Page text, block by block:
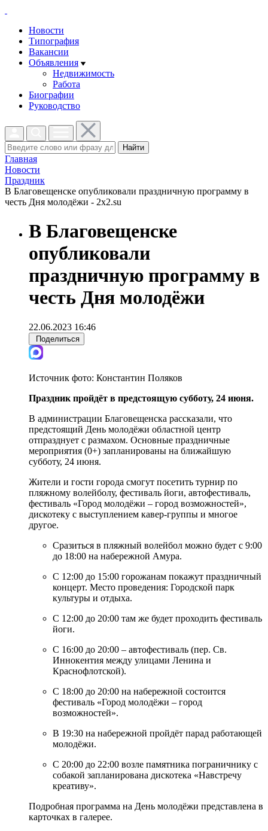
Новости
Типография
Вакансии
Объявления
Недвижимость
Работа
Биографии
Руководство
Найти
Главная
Новости
Праздник
В Благовещенске опубликовали праздничную программу в
честь Дня молодёжи - 2x2.su
В Благовещенске
опубликовали
праздничную программу в
честь Дня молодёжи
22.06.2023 16:46
Поделиться
Источник фото: Константин Поляков
Праздник пройдёт в предстоящую субботу, 24 июня.
В администрации Благовещенска рассказали, что
предстоящий День молодёжи областной центр
отпразднует с размахом. Основные праздничные
мероприятия (0+) запланированы на ближайшую
субботу, 24 июня.
Жители и гости города смогут посетить турнир по
пляжному волейболу, фестиваль йоги, автофестиваль,
фестиваль «Город молодёжи – город возможностей»,
дискотеку с выступлением кавер-группы и многое
другое.
Сразиться в пляжный волейбол можно будет с 9:00
до 18:00 на набережной Амура.
С 12:00 до 15:00 горожанам покажут праздничный
концерт. Место проведения: Городской парк
культуры и отдыха.
С 12:00 до 20:00 там же будет проходить фестиваль
йоги.
С 16:00 до 20:00 – автофестиваль (пер. Св.
Иннокентия между улицами Ленина и
Краснофлотской).
С 18:00 до 20:00 на набережной состоится
фестиваль «Город молодёжи – город
возможностей».
В 19:30 на набережной пройдёт парад работающей
молодёжи.
С 20:00 до 22:00 возле памятника пограничнику с
собакой запланирована дискотека «Навстречу
креативу».
Подробная программа на День молодёжи представлена в
карточках в галерее.